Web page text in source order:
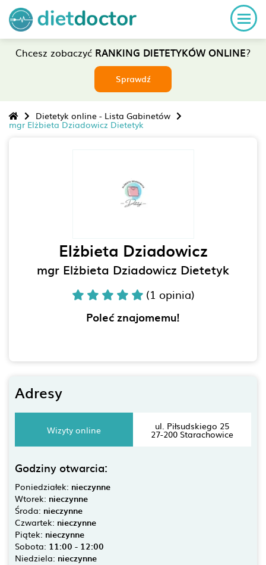
Chcesz zobaczyć RANKING DIETETYKÓW ONLINE?
Sprawdź
Dietetyk online - Lista Gabinetów
mgr Elżbieta Dziadowicz Dietetyk
Elżbieta Dziadowicz
mgr Elżbieta Dziadowicz Dietetyk
(1 opinia)
Poleć znajomemu!
Adresy
Wizyty online ul. Piłsudskiego 25
27-200 Starachowice
Godziny otwarcia:
Poniedziałek: nieczynne
Wtorek: nieczynne
Środa: nieczynne
Czwartek: nieczynne
Piątek: nieczynne
Sobota: 11:00 - 12:00
Niedziela: nieczynne